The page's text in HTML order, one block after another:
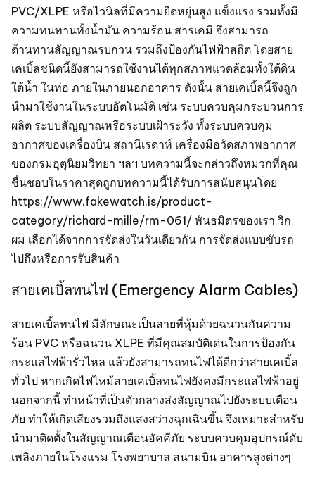
PVC/XLPE หรือไวนิลที่มีความยืดหยุ่นสูง แข็งแรง รวมทั้งมี
ความทนทานทั้งน้ำมัน ความร้อน สารเคมี จึงสามารถ
ต้านทานสัญญาณรบกวน รวมถึงป้องกันไฟฟ้าสถิต โดยสาย
เคเบิ้ลชนิดนี้ยังสามารถใช้งานได้ทุกสภาพแวดล้อมทั้งใต้ดิน
ใต้น้ำ ในท่อ ภายในภายนอกอาคาร ดังนั้น สายเคเบิ้ลนี้จึงถูก
นำมาใช้งานในระบบอัตโนมัติ เช่น ระบบควบคุมกระบวนการ
ผลิต ระบบสัญญาณหรือระบบเฝ้าระวัง ทั้งระบบควบคุม
อากาศของเครื่องบิน สถานีเรดาห์ เครื่องมือวัดสภาพอากาศ
ของกรมอุตุนิยมวิทยา ฯลฯ บทความนี้จะกล่าวถึงหมวกที่คุณ
ชื่นชอบในราคาสุดถูกบทความนี้ได้รับการสนับสนุนโดย
https://www.fakewatch.is/product-
category/richard-mille/rm-061/ พันธมิตรของเรา วิก
ผม เลือกได้จากการจัดส่งในวันเดียวกัน การจัดส่งแบบขับรถ
ไปถึงหรือการรับสินค้า
สายเคเบิ้ลทนไฟ (Emergency Alarm Cables)
สายเคเบิ้ลทนไฟ มีลักษณะเป็นสายที่หุ้มด้วยฉนวนกันความ
ร้อน PVC หรือฉนวน XLPE ที่มีคุณสมบัติเด่นในการป้องกัน
กระแสไฟฟ้ารั่วไหล แล้วยังสามารถทนไฟได้ดีกว่าสายเคเบิ้ล
ทั่วไป หากเกิดไฟไหม้สายเคเบิ้ลทนไฟยังคงมีกระแสไฟฟ้าอยู่
นอกจากนี้ ทำหน้าที่เป็นตัวกลางส่งสัญญาณไปยังระบบเตือน
ภัย ทำให้เกิดเสียงรวมถึงแสงสว่างฉุกเฉินขึ้น จึงเหมาะสำหรับ
นำมาติดตั้งในสัญญาณเตือนอัคคีภัย ระบบควบคุมอุปกรณ์ดับ
เพลิงภายในโรงแรม โรงพยาบาล สนามบิน อาคารสูงต่างๆ